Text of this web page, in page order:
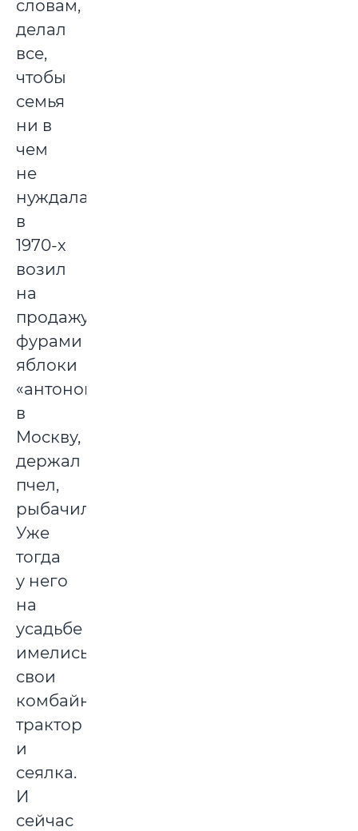
словам,
делал
все,
чтобы
семья
ни в
чем
не
нуждалась:
в
1970-х
возил
на
продажу
фурами
яблоки
«антоновку»
в
Москву,
держал
пчел,
рыбачил.
Уже
тогда
у него
на
усадьбе
имелись
свои
комбайн,
трактор
и
сеялка.
И
сейчас